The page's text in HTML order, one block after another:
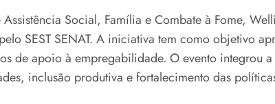
Social, Família e Combate à Fome,
SEST SENAT. A iniciativa tem como objetivo
de apoio à empregabilidade. O evento integrou
inclusão produtiva e fortalecimento das